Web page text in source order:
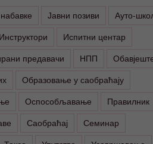
Јавни позиви
Ауто-
Инструктори
Испитни центар
предавачи НПП
Образовање у саобраћају
Оспособљавање
Правилник
Саобраћај
Семинар